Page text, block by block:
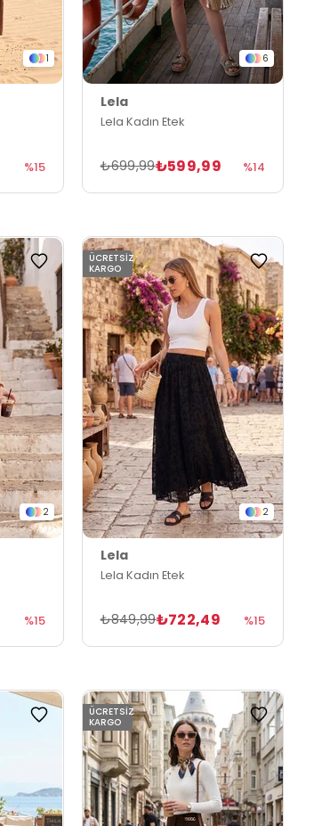
1
%15
6
Lela
Lela Kadın Etek
₺599,99
₺699,99 %14
2
%15
2
Lela
Lela Kadın Etek
₺722,49
₺849,99 %15
ÜCRETSIZ
KARGO
ÜCRETSIZ
KARGO